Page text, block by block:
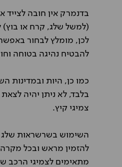
בדנמרק אין חובה לצייד
(למשל שלג, קרח או בוץ)
לכן, מומלץ לבחור
להבטיח נהיגה בטוחה
כמו כן, היות ובמדינות
צמיגי קיץ.
השימוש בשרשראות שלג
להזמין מראש ובכל
מתאימים לצמיגי הרכב